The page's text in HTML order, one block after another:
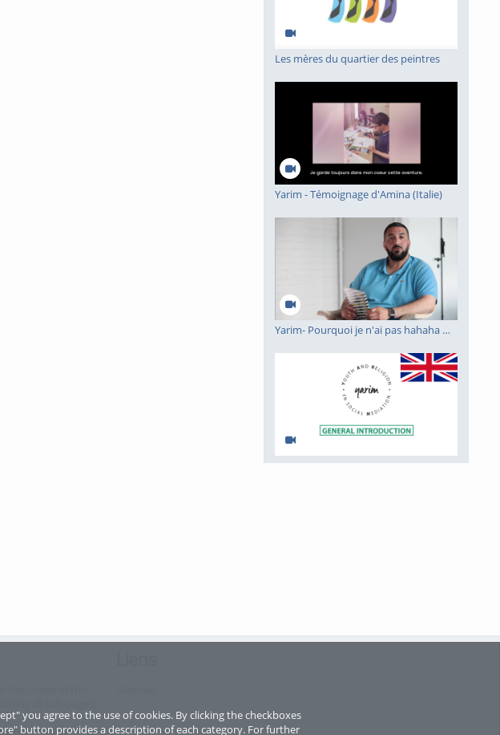
you agree to the use of cookies. By clicking the checkboxes
button provides a description of each category. For further
Les mères du quartier des peintres
Yarim - Témoignage d'Amina (Italie)
Yarim- Pourquoi je n'ai pas hahaha ma BD
Yarim - General Introduction (eng)
ViMP based